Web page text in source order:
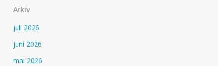
Arkiv
juli 2026
juni 2026
mai 2026